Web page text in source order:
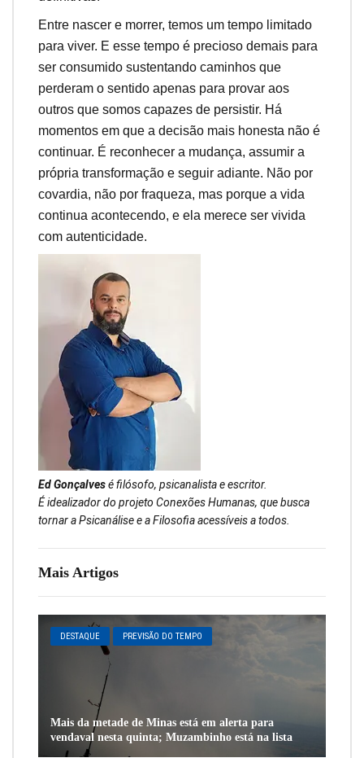
Mais Artigos
DESTAQUE PREVISÃO DO TEMPO
Mais da metade de Minas está em alerta para
vendaval nesta quinta; Muzambinho está na lista
Entre nascer e morrer, temos um tempo limitado
para viver. E esse tempo é precioso demais para
ser consumido sustentando caminhos que
perderam o sentido apenas para provar aos
outros que somos capazes de persistir. Há
momentos em que a decisão mais honesta não é
continuar. É reconhecer a mudança, assumir a
própria transformação e seguir adiante. Não por
covardia, não por fraqueza, mas porque a vida
continua acontecendo, e ela merece ser vivida
com autenticidade.
Ed Gonçalvesé filósofo, psicanalista e escritor.
É idealizador do projeto Conexões Humanas, que busca
tornar a Psicanálise e a Filosofia acessíveis a todos.